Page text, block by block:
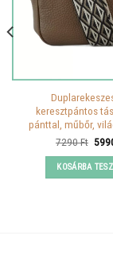
keresztpántos
pánttal, műbőr,
7290Ft
was:
KOSÁRBA